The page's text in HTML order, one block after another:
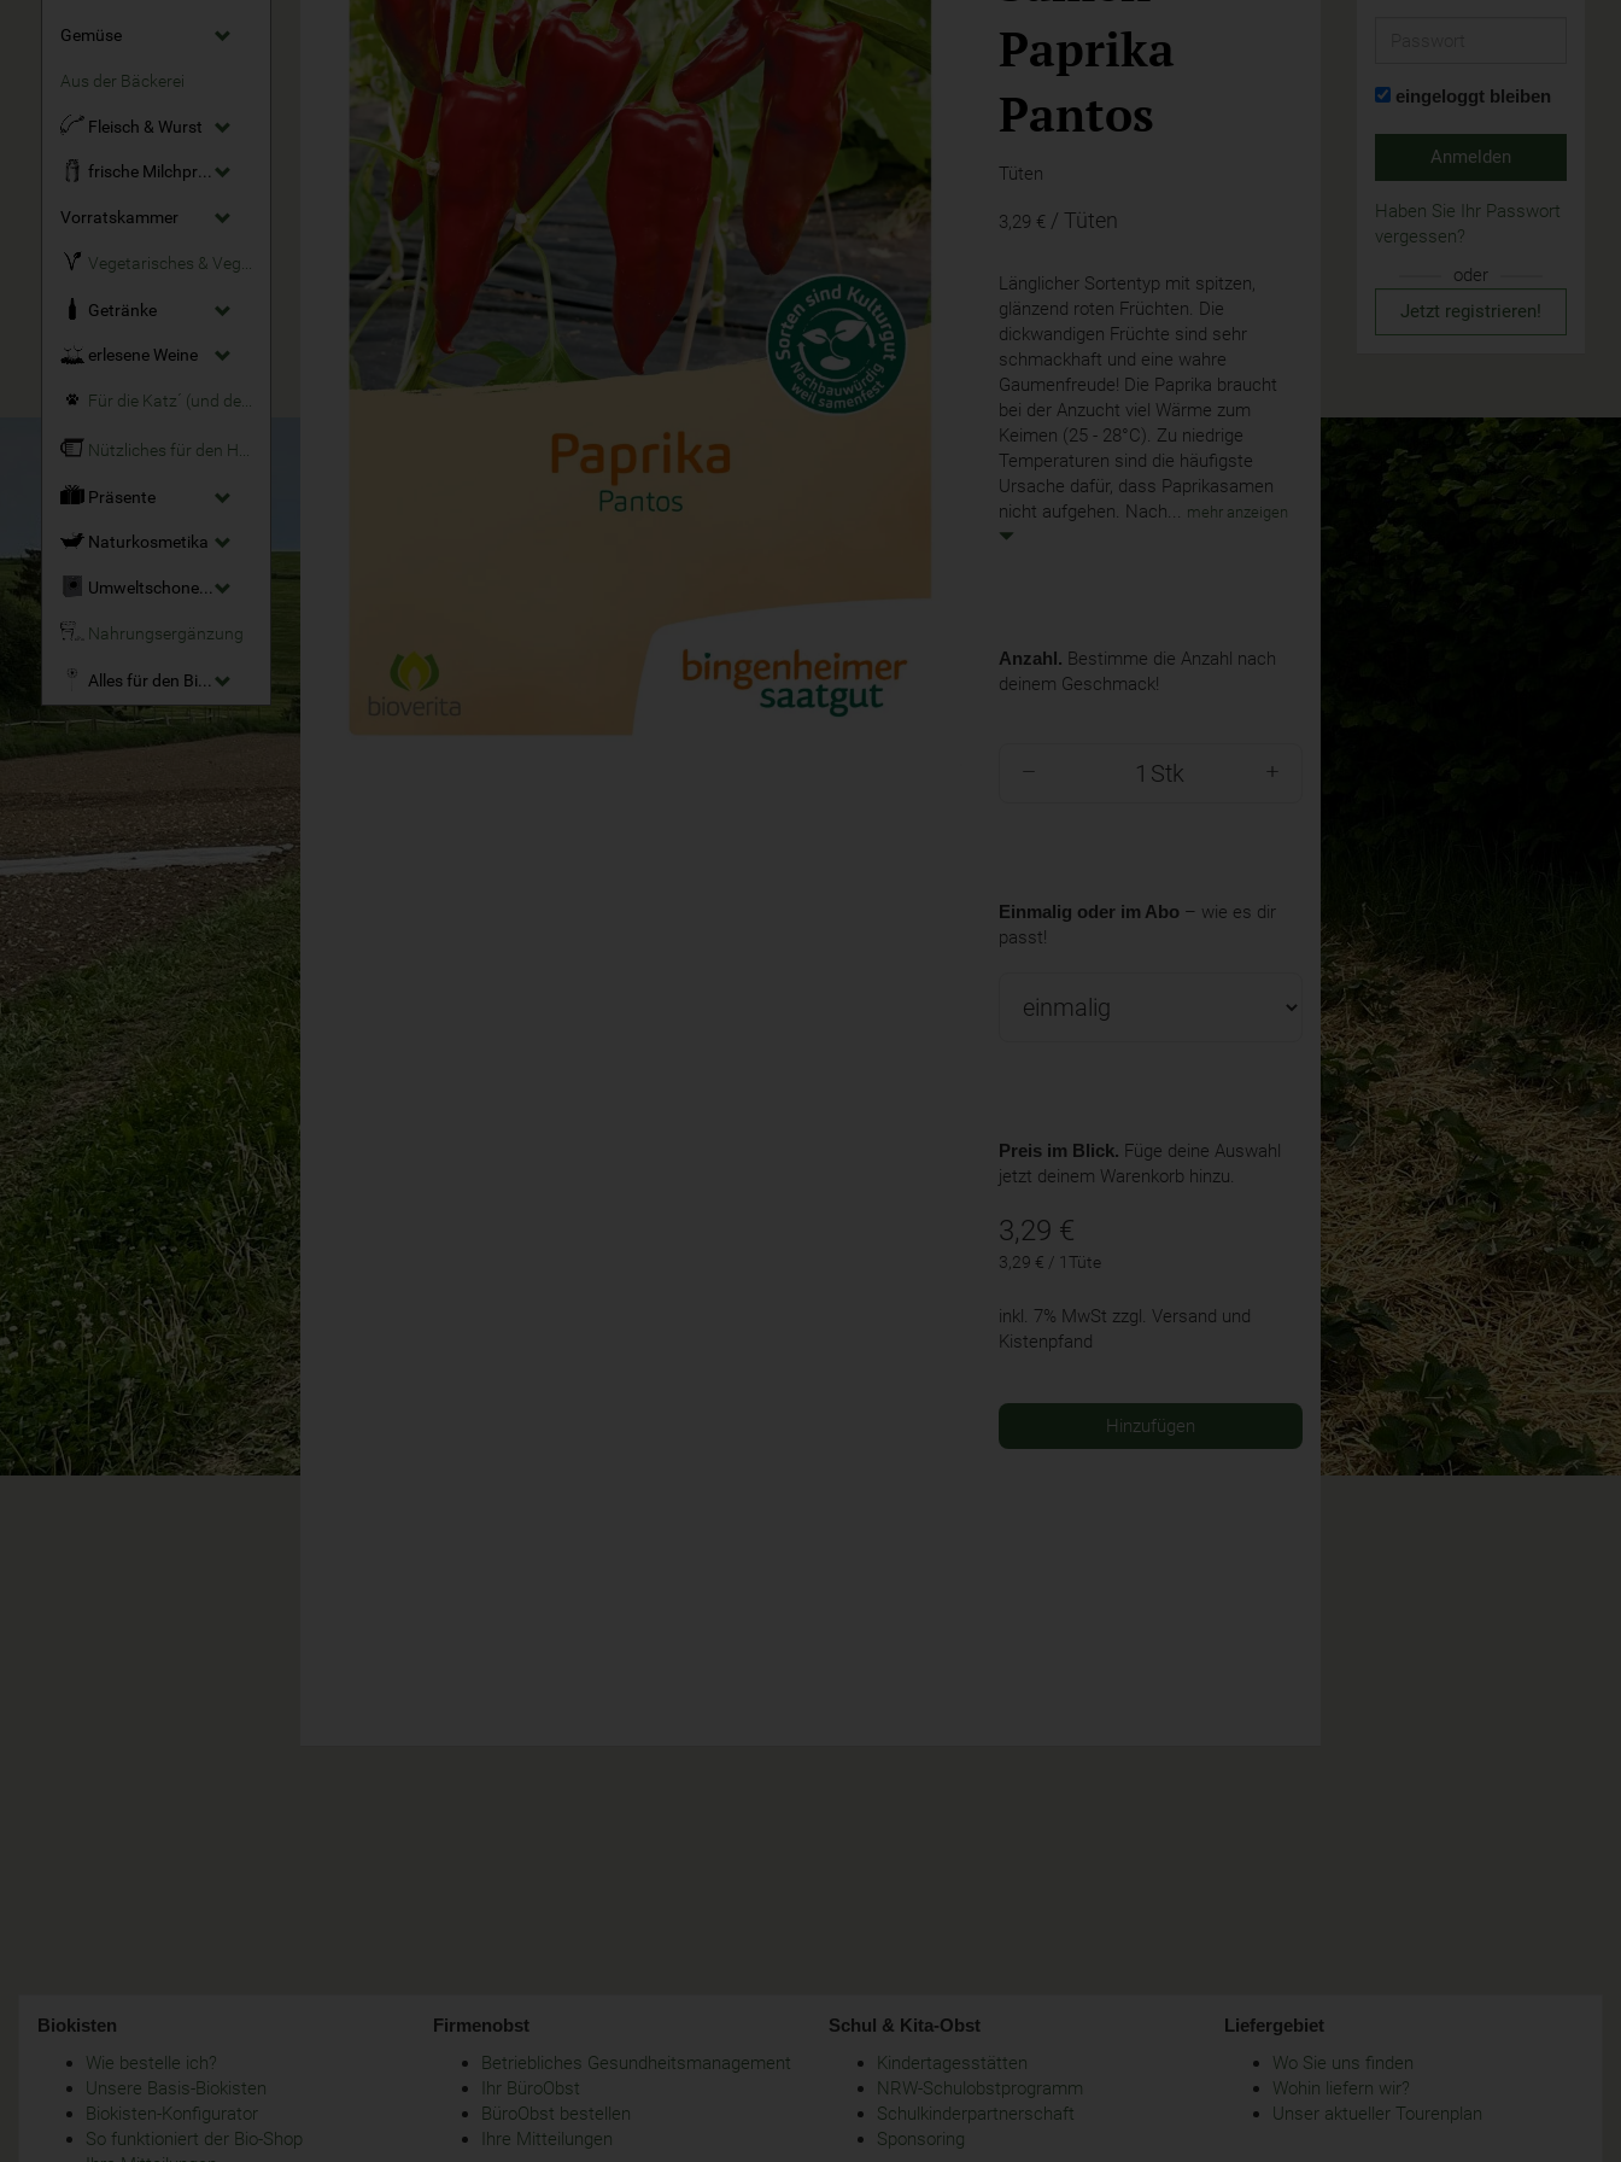
Gemüse
Aus der Bäckerei
Fleisch & Wurst
frische Milchprodukte
Vorratskammer
Getränke
erlesene Weine
Für die Katz´ (und den Hund)
Präsente
Naturkosmetika
Umweltschonende Reinigungsmittel
Nahrungsergänzung
Alles für den Bio-Garten
Paprika
Pantos
Tüten
3,29 € / Tüten
Länglicher Sortentyp mit spitzen,
glänzend roten Früchten. Die
dickwandigen Früchte sind sehr
schmackhaft und eine wahre
Gaumenfreude! Die Paprika braucht
bei der Anzucht viel Wärme zum
Keimen (25 - 28°C). Zu niedrige
Temperaturen sind die häufigste
Ursache dafür, dass Paprikasamen
nicht aufgehen. Nach...
mehr anzeigen
Anzahl. Bestimme die Anzahl nach
deinem Geschmack!
Stk
Einmalig oder im Abo – wie es dir
passt!
Preis im Blick. Füge deine Auswahl
jetzt deinem Warenkorb hinzu.
3,29 €
3,29 € / 1Tüte
inkl. 7% MwSt zzgl. Versand und
Kistenpfand
Hinzufügen
eingeloggt bleiben
Anmelden
Haben Sie Ihr Passwort
vergessen?
oder
Jetzt registrieren!
Biokisten
Wie bestelle ich?
Unsere Basis-Biokisten
Biokisten-Konfigurator
So funktioniert der Bio-Shop
Firmenobst
Betriebliches Gesundheitsmanagement
Ihr BüroObst
BüroObst bestellen
Ihre Mitteilungen
Schul & Kita-Obst
Kindertagesstätten
NRW-Schulobstprogramm
Schulkinderpartnerschaft
Sponsoring
Liefergebiet
Wo Sie uns finden
Wohin liefern wir?
Unser aktueller Tourenplan